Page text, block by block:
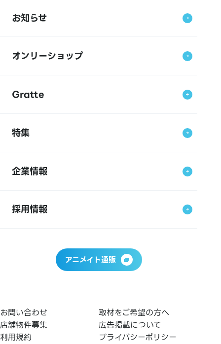
お知らせ
オンリーショップ
Gratte
特集
企業情報
採用情報
アニメイト通販
お問い合わせ
取材をご希望の方へ
店舗物件募集
広告掲載について
利用規約
プライバシーポリシー